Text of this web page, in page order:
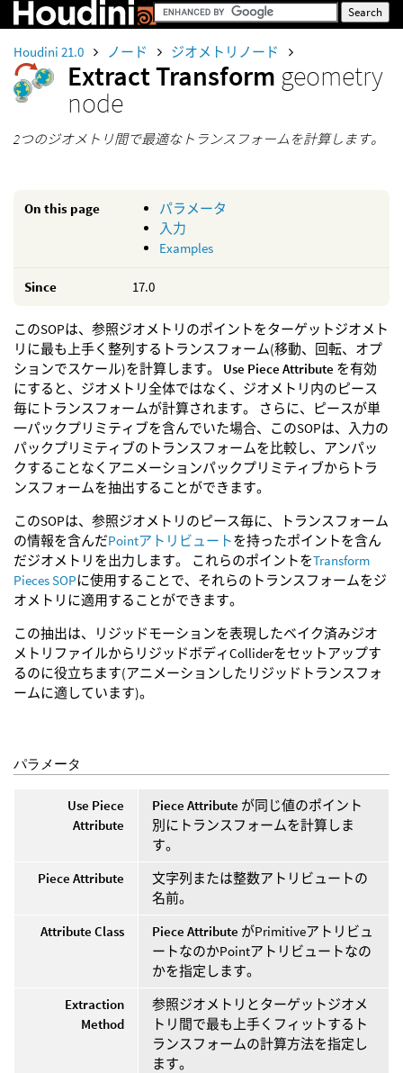
Houdini 21.0 ノード ジオメトリノード
Extract Transform geometry
node
2つのジオメトリ間で最適なトランスフォームを計算します。
On this page
パラメータ
入力
Examples
Since 17.0
このSOPは、参照ジオメトリのポイントをターゲットジオメト
リに最も上手く整列するトランスフォーム(移動、回転、オプ
ションでスケール)を計算します。 Use Piece Attribute を有効
にすると、ジオメトリ全体ではなく、ジオメトリ内のピース
毎にトランスフォームが計算されます。 さらに、ピースが単
一パックプリミティブを含んでいた場合、このSOPは、入力の
パックプリミティブのトランスフォームを比較し、アンパッ
クすることなくアニメーションパックプリミティブからトラ
ンスフォームを抽出することができます。
このSOPは、参照ジオメトリのピース毎に、トランスフォーム
の情報を含んだPointアトリビュートを持ったポイントを含ん
だジオメトリを出力します。 これらのポイントをTransform
Pieces SOPに使用することで、それらのトランスフォームをジ
オメトリに適用することができます。
この抽出は、リジッドモーションを表現したベイク済みジオ
メトリファイルからリジッドボディColliderをセットアップす
るのに役立ちます(アニメーションしたリジッドトランスフォ
ームに適しています)。
パラメータ
Use Piece
Attribute
Piece Attribute が同じ値のポイント
別にトランスフォームを計算しま
す。
Piece Attribute
文字列または整数アトリビュートの
名前。
Attribute Class
Piece Attribute がPrimitiveアトリビュ
ートなのかPointアトリビュートなの
かを指定します。
Extraction
Method
参照ジオメトリとターゲットジオメ
トリ間で最も上手くフィットするト
ランスフォームの計算方法を指定し
ます。